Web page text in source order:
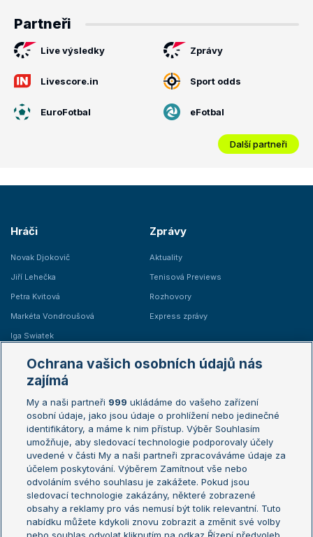
Partneři
Live výsledky Zprávy
Livescore.in Sport odds
EuroFotbal eFotbal
Další partneři
Hráči
Novak Djokovič
Jiří Lehečka
Petra Kvitová
Markéta Vondroušová
Iga Swiatek
Zprávy
Aktuality
Tenisová Previews
Rozhovory
Express zprávy
Žebříčky
Žebříček ATP (muži)
Žebříček WTA (ženy)
Sázkařský žebříček
Australian Open
French Open
Wimbledon
US Open
Turnaj mistrů
Turnaj mistryň
Aktualní trendy
Ochrana vašich osobních údajů nás
zajímá
My a naši partneři 999 ukládáme do vašeho zařízení
osobní údaje, jako jsou údaje o prohlížení nebo jedinečné
identifikátory, a máme k nim přístup. Výběr Souhlasím
umožňuje, aby sledovací technologie podporovaly účely
uvedené v části My a naši partneři zpracováváme údaje za
účelem poskytování. Výběrem Zamítnout vše nebo
odvoláním svého souhlasu je zakážete. Pokud jsou
sledovací technologie zakázány, některé zobrazené
obsahy a reklamy pro vás nemusí být tolik relevantní. Tuto
nabídku můžete kdykoli znovu zobrazit a změnit své volby